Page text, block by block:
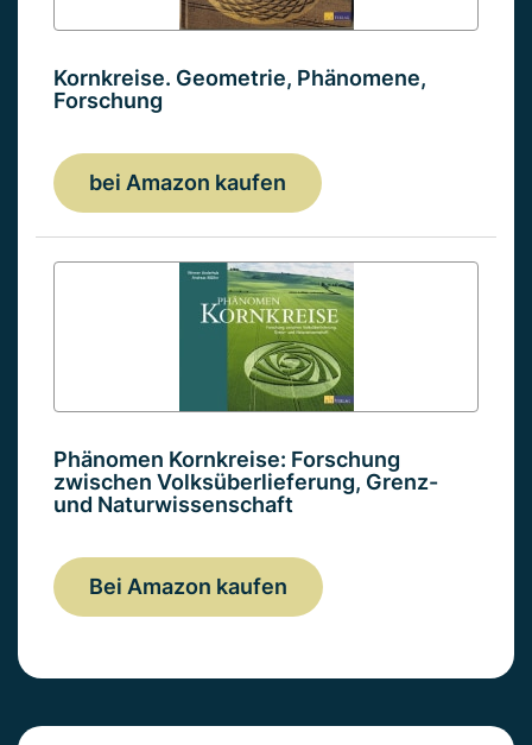
Kornkreise. Geometrie, Phänomene,
Forschung
bei Amazon kaufen
Phänomen Kornkreise: Forschung
zwischen Volksüberlieferung, Grenz-
und Naturwissenschaft
Bei Amazon kaufen